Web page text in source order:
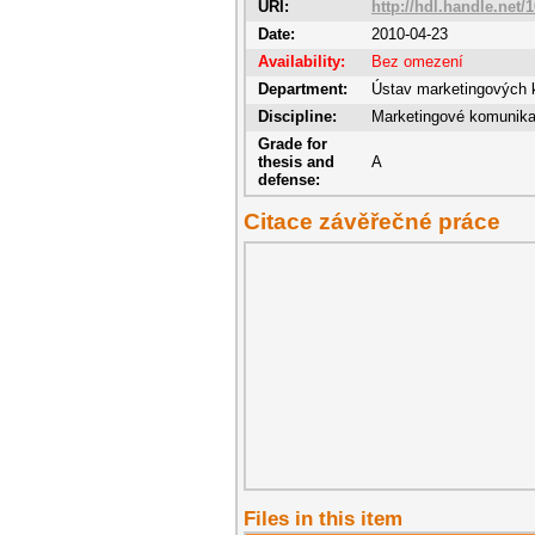
URI:
http://hdl.handle.net/
Date:
2010-04-23
Availability:
Bez omezení
Department:
Ústav marketingových
Discipline:
Marketingové
Grade for
thesis and
defense:
A
Citace závěřečné práce
Files in this item